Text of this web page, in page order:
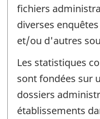
fichiers
diverses
et/ou d'autres
Les statistiques
sont fondées sur
dossiers
établissements